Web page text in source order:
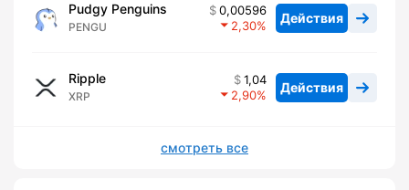
Pudgy Penguins
PENGU
0,00596
2,30
Действия
Ripple
XRP
1,04
2,90
Действия
смотреть все